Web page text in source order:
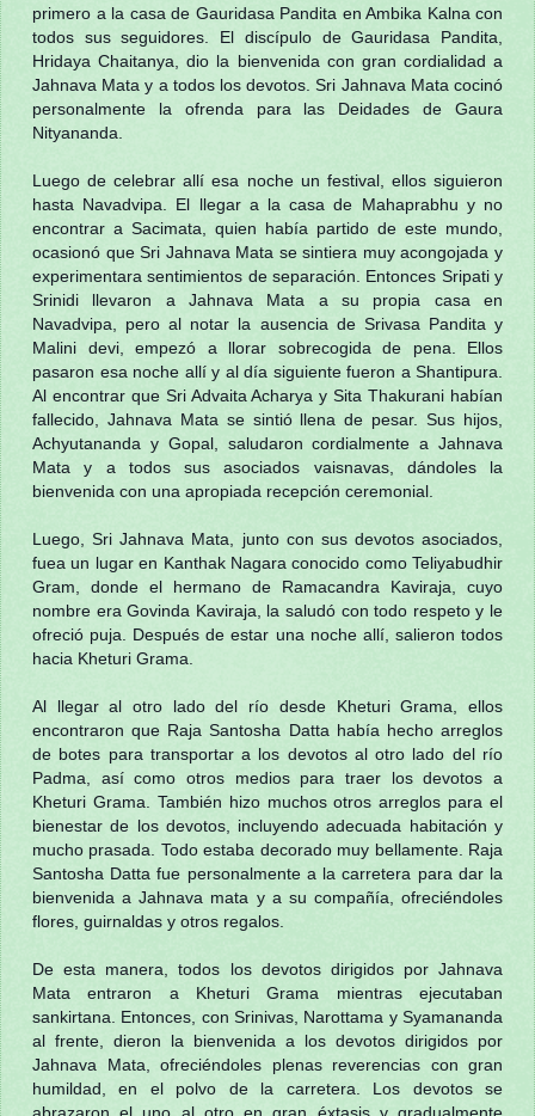
primero a la casa de Gauridasa Pandita en Ambika Kalna con
todos sus seguidores. El discípulo de Gauridasa Pandita,
Hridaya Chaitanya, dio la bienvenida con gran cordialidad a
Jahnava Mata y a todos los devotos. Sri Jahnava Mata cocinó
personalmente la ofrenda para las Deidades de Gaura
Nityananda.
Luego de celebrar allí esa noche un festival, ellos siguieron
hasta Navadvipa. El llegar a la casa de Mahaprabhu y no
encontrar a Sacimata, quien había partido de este mundo,
ocasionó que Sri Jahnava Mata se sintiera muy acongojada y
experimentara sentimientos de separación. Entonces Sripati y
Srinidi llevaron a Jahnava Mata a su propia casa en
Navadvipa, pero al notar la ausencia de Srivasa Pandita y
Malini devi, empezó a llorar sobrecogida de pena. Ellos
pasaron esa noche allí y al día siguiente fueron a Shantipura.
Al encontrar que Sri Advaita Acharya y Sita Thakurani habían
fallecido, Jahnava Mata se sintió llena de pesar. Sus hijos,
Achyutananda y Gopal, saludaron cordialmente a Jahnava
Mata y a todos sus asociados vaisnavas, dándoles la
bienvenida con una apropiada recepción ceremonial.
Luego, Sri Jahnava Mata, junto con sus devotos asociados,
fuea un lugar en Kanthak Nagara conocido como Teliyabudhir
Gram, donde el hermano de Ramacandra Kaviraja, cuyo
nombre era Govinda Kaviraja, la saludó con todo respeto y le
ofreció puja. Después de estar una noche allí, salieron todos
hacia Kheturi Grama.
Al llegar al otro lado del río desde Kheturi Grama, ellos
encontraron que Raja Santosha Datta había hecho arreglos
de botes para transportar a los devotos al otro lado del río
Padma, así como otros medios para traer los devotos a
Kheturi Grama. También hizo muchos otros arreglos para el
bienestar de los devotos, incluyendo adecuada habitación y
mucho prasada. Todo estaba decorado muy bellamente. Raja
Santosha Datta fue personalmente a la carretera para dar la
bienvenida a Jahnava mata y a su compañía, ofreciéndoles
flores, guirnaldas y otros regalos.
De esta manera, todos los devotos dirigidos por Jahnava
Mata entraron a Kheturi Grama mientras ejecutaban
sankirtana. Entonces, con Srinivas, Narottama y Syamananda
al frente, dieron la bienvenida a los devotos dirigidos por
Jahnava Mata, ofreciéndoles plenas reverencias con gran
humildad, en el polvo de la carretera. Los devotos se